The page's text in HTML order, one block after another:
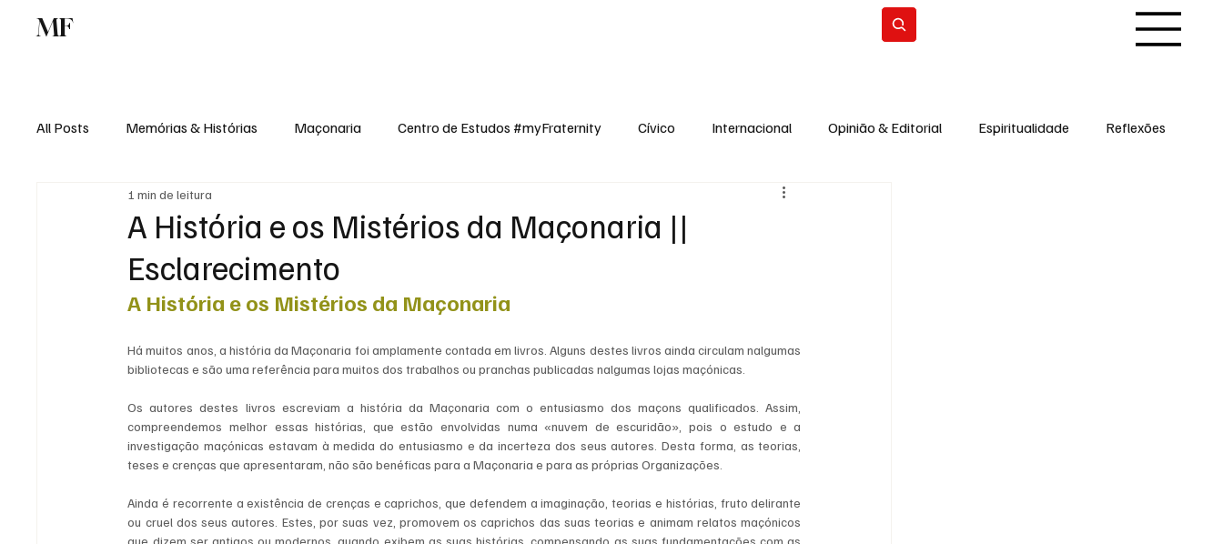
MF
All Posts Memórias & Histórias Maçonaria Centro de Estudos #myFraternity Cívico Internacional Opinião & Editorial Espiritualidade Reflexões
Rádio Digital
A História e os Mistérios da Maçonaria ||
Esclarecimento
1 min de leitura
A História e os Mistérios da Maçonaria
Há muitos anos, a história da Maçonaria foi amplamente contada em livros. Alguns destes livros ainda circulam nalgumas
bibliotecas e são uma referência para muitos dos trabalhos ou pranchas publicadas nalgumas lojas maçónicas.
Os autores destes livros escreviam a história da Maçonaria com o entusiasmo dos maçons qualificados. Assim,
compreendemos melhor essas histórias, que estão envolvidas numa «nuvem de escuridão», pois o estudo e a
investigação maçónicas estavam à medida do entusiasmo e da incerteza dos seus autores. Desta forma, as teorias,
teses e crenças que apresentaram, não são benéficas para a Maçonaria e para as próprias Organizações.
Ainda é recorrente a existência de crenças e caprichos, que defendem a imaginação, teorias e histórias, fruto delirante
ou cruel dos seus autores. Estes, por suas vez, promovem os caprichos das suas teorias e animam relatos maçónicos